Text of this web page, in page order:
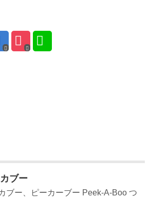
ブー
ブー、ピーカーブー Peek-A-Boo つ